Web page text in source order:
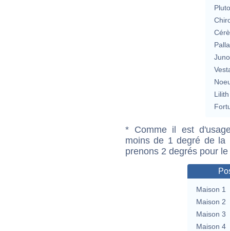
Lilith
* Comme il est
moins de 1 degré de la
prenons 2 degrés pour
Maison 1
Maison 2
Maison 3
Maison 4